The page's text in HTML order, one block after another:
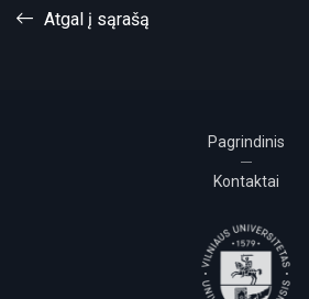
Puslapis 66 (Dokumentų tekstai)
Puslapis 70 (Dokumentų tekstai)
Puslapis 71 (Dokumentų tekstai)
Puslapis 72 (Dokumentų tekstai)
Puslapis 73 (Dokumentų tekstai)
Puslapis 74 (Dokumentų tekstai)
Puslapis 75 (Dokumentų tekstai)
Atgal į sąrašą
Pagrindinis
Kontaktai